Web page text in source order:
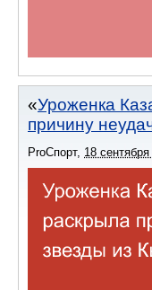
Уроженка
причину
ProСпорт, 18